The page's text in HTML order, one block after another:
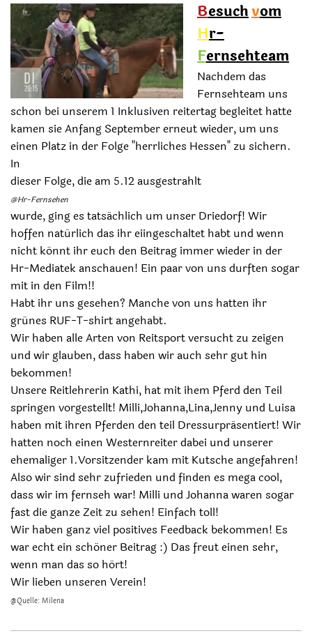
Besuchvom
Hr-
Fernsehteam
Nachdem das
Fernsehteam uns
schon bei unserem 1 Inklusiven reitertag begleitet hatte
kamen sie Anfang September erneut wieder, um uns
einen Platz in der Folge "herrliches Hessen" zu sichern.
In
dieser Folge, die am 5.12 ausgestrahlt
@Hr-Fernsehen
wurde, ging es tatsächlich um unser Driedorf! Wir
hoffen natürlich das ihr eiingeschaltet habt und wenn
nicht könnt ihr euch den Beitrag immer wieder in der
Hr-Mediatek anschauen! Ein paar von uns durften sogar
mit in den Film!!
Habt ihr uns gesehen? Manche von uns hatten ihr
grünes RUF-T-shirt angehabt.
Wir haben alle Arten von Reitsport versucht zu zeigen
und wir glauben, dass haben wir auch sehr gut hin
bekommen!
Unsere Reitlehrerin Kathi, hat mit ihem Pferd den Teil
springen vorgestellt! Milli,Johanna,Lina,Jenny und Luisa
haben mit ihren Pferden den teil Dressurpräsentiert! Wir
hatten noch einen Westernreiter dabei und unserer
ehemaliger 1.Vorsitzender kam mit Kutsche angefahren!
Also wir sind sehr zufrieden und finden es mega cool,
dass wir im fernseh war! Milli und Johanna waren sogar
fast die ganze Zeit zu sehen! Einfach toll!
Wir haben ganz viel positives Feedback bekommen! Es
war echt ein schöner Beitrag :) Das freut einen sehr,
wenn man das so hört!
Wir lieben unseren Verein!
@Quelle: Milena